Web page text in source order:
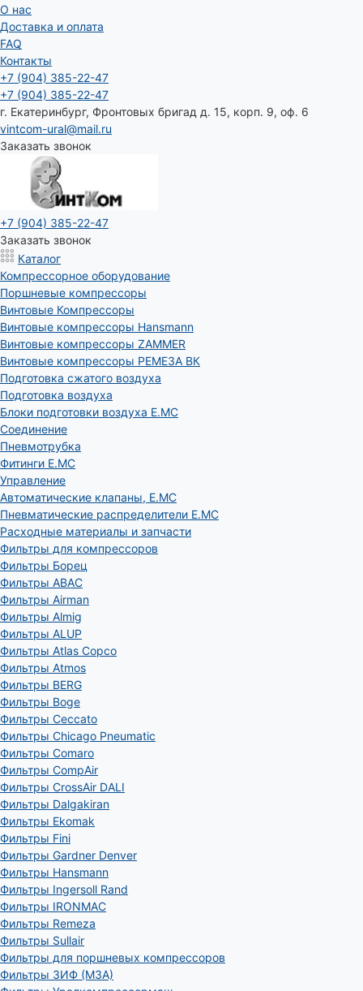
О нас
Доставка и оплата
FAQ
Контакты
+7 (904) 385-22-47
+7 (904) 385-22-47
г. Екатеринбург, Фронтовых бригад д. 15, корп. 9, оф. 6
vintcom-ural@mail.ru
Заказать звонок
+7 (904) 385-22-47
Заказать звонок
Каталог
Компрессорное оборудование
Поршневые компрессоры
Винтовые Компрессоры
Винтовые компрессоры Hansmann
Винтовые компрессоры ZAMMER
Винтовые компрессоры РЕМЕЗА ВК
Подготовка сжатого воздуха
Подготовка воздуха
Блоки подготовки воздуха E.MC
Соединение
Пневмотрубка
Фитинги E.MC
Управление
Автоматические клапаны, Е.МС
Пневматические распределители E.MC
Расходные материалы и запчасти
Фильтры для компрессоров
Фильтры Борец
Фильтры ABAC
Фильтры Airman
Фильтры Almig
Фильтры ALUP
Фильтры Atlas Copco
Фильтры Atmos
Фильтры BERG
Фильтры Boge
Фильтры Ceccato
Фильтры Chicago Pneumatic
Фильтры Comaro
Фильтры CompAir
Фильтры CrossAir DALI
Фильтры Dalgakiran
Фильтры Ekomak
Фильтры Fini
Фильтры Gardner Denver
Фильтры Hansmann
Фильтры Ingersoll Rand
Фильтры IRONMAC
Фильтры Remeza
Фильтры Sullair
Фильтры для поршневых компрессоров
Фильтры ЗИФ (МЗА)